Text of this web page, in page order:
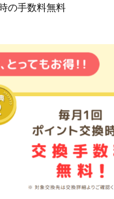
の手数料無料